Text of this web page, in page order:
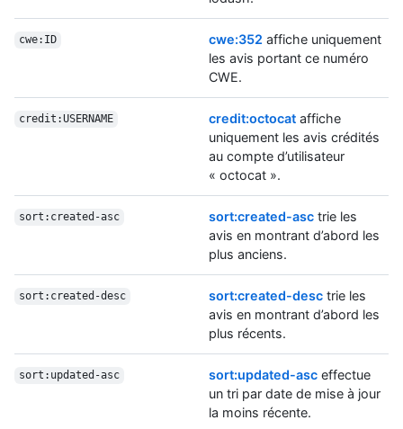
cwe:ID cwe:352 affiche uniquement
les avis portant ce numéro
CWE.
credit:USERNAME credit:octocat affiche
uniquement les avis crédités
au compte d’utilisateur
« octocat ».
sort:created-asc sort:created-asc trie les
avis en montrant d’abord les
plus anciens.
sort:created-desc sort:created-desc trie les
avis en montrant d’abord les
plus récents.
sort:updated-asc sort:updated-asc effectue
un tri par date de mise à jour
la moins récente.